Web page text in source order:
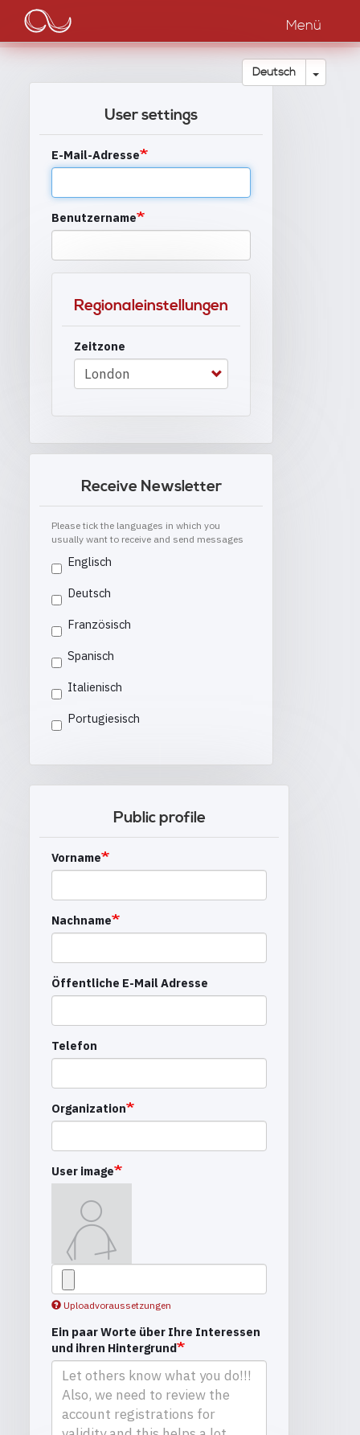
Direkt
Inhalt
Main
navigation
Menü
Deutsch
User settings
E-Mail-Adresse
Benutzername
Regionaleinstellungen
Zeitzone
Receive Newsletter
Please tick the languages in which you
usually want to receive and send messages
Englisch
Deutsch
Französisch
Spanisch
Italienisch
Portugiesisch
Public profile
Vorname
Nachname
Öffentliche E-Mail Adresse
Telefon
Organization
User image
Uploadvoraussetzungen
Ein paar Worte über Ihre Interessen
und ihren Hintergrund